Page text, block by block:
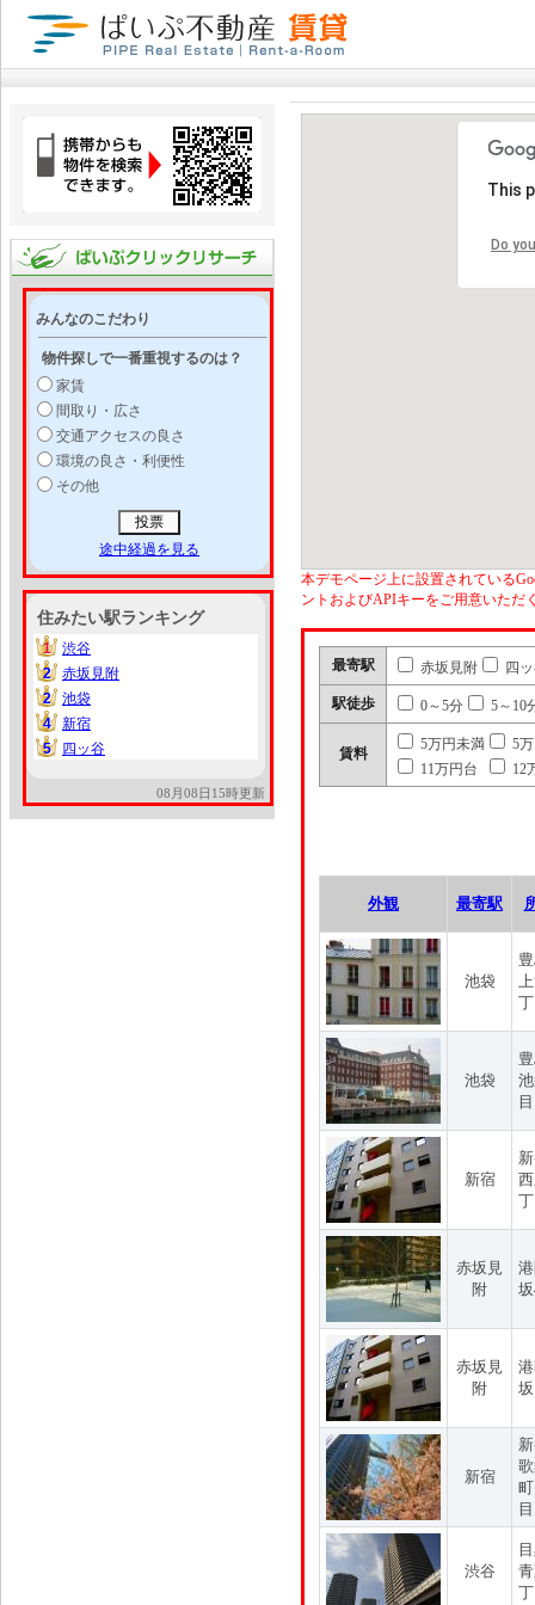
みんなのこだわり
物件探しで一番重視するのは？
家賃
間取り・広さ
交通アクセスの良さ
環境の良さ・利便性
その他
途中経過を見る
住みたい駅ランキング
1
1
渋谷
2
2
赤坂見附
2
2
池袋
4
4
新宿
5
5 四ッ谷
08月08日15時更新
This
Do
本デモページ上に設置されている
ントおよびAPIキーをご用意いただ
最寄駅 赤坂見附 四
駅徒歩 0～5分 5～10
賃料
5万円未満
5
11万円台
12
外観 最寄駅
池袋
池袋
新宿
赤坂見
附
赤坂見
附
新宿
目
渋谷